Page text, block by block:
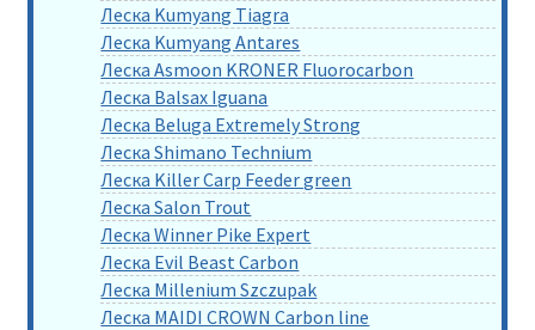
Леска Kumyang Tiagra
Леска Kumyang Antares
Леска Asmoon KRONER Fluorocarbon
Леска Balsax Iguana
Леска Beluga Extremely Strong
Леска Shimano Technium
Леска Killer Carp Feeder green
Леска Salon Trout
Леска Winner Pike Expert
Леска Evil Beast Carbon
Леска Millenium Szczupak
Леска MAIDI CROWN Carbon line